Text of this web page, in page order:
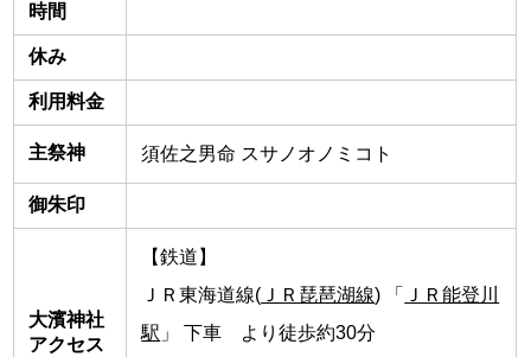
時間
休み
利用料金
主祭神 須佐之男命 スサノオノミコト
御朱印
大濱神社
アクセス
【鉄道】
ＪＲ東海道線( ＪＲ琵琶湖線) 「
ＪＲ能登川
駅 」 下車 より徒歩約30分